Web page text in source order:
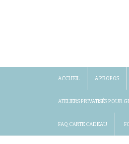
ACCUEIL A PROPOS
ATELIERS PRIVATISÉS POUR
FAQ CARTE CADEAU